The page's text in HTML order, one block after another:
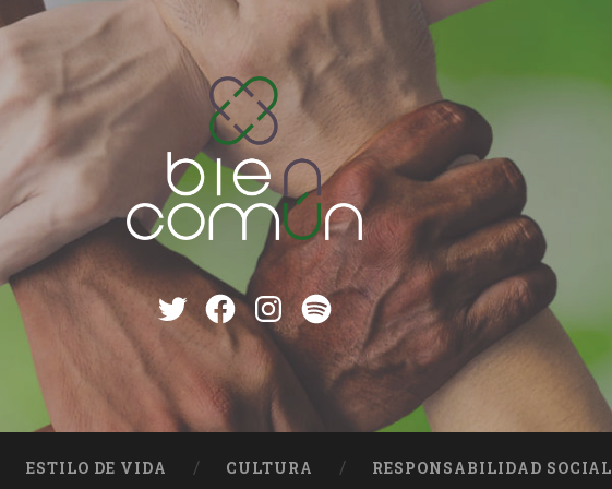
TwitterFacebook
instagram
Spotify
ESTILO DE VIDA CULTURA RESPONSABILIDAD SOCIAL